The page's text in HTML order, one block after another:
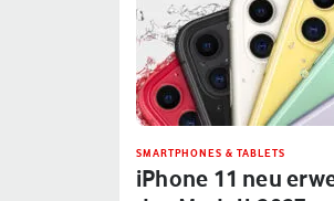
SMARTPHONES & TABLETS
iPhone 11 neu